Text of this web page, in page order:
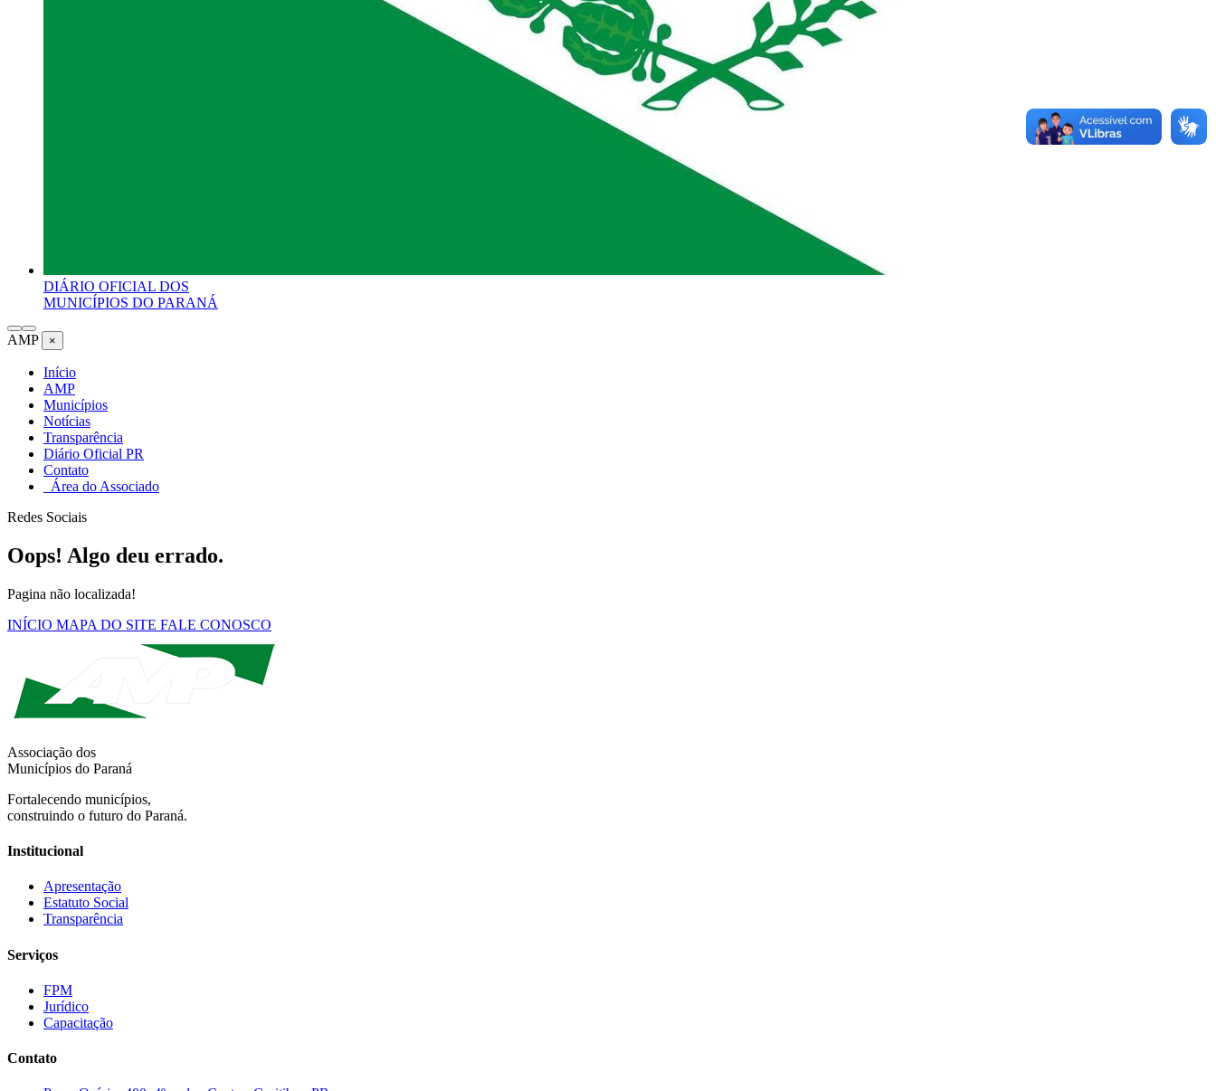
DIÁRIO OFICIAL DOS
MUNICÍPIOS DO PARANÁ
AMP ×
Início
AMP
Municípios
Notícias
Transparência
Diário Oficial PR
Contato
Área do Associado
Redes Sociais
Oops! Algo deu errado.
Pagina não localizada!
INÍCIO MAPA DO SITE FALE CONOSCO
Associação dos
Municípios do Paraná
Fortalecendo municípios,
construindo o futuro do Paraná.
Institucional
Apresentação
Estatuto Social
Transparência
Serviços
FPM
Jurídico
Capacitação
Contato